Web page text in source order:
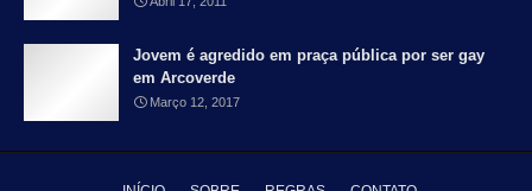
Jovem é agredido em praça pública por ser gay
em Arcoverde
Março 12, 2017